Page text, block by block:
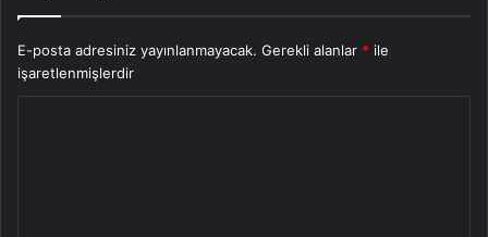
E-posta adresiniz yayınlanmayacak. Gerekli alanlar * ile
işaretlenmişlerdir